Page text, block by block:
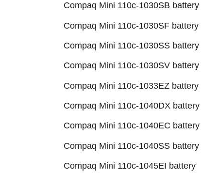
Compaq Mini 110c-1030SB battery
Compaq Mini 110c-1030SF battery
Compaq Mini 110c-1030SS battery
Compaq Mini 110c-1030SV battery
Compaq Mini 110c-1033EZ battery
Compaq Mini 110c-1040DX battery
Compaq Mini 110c-1040EC battery
Compaq Mini 110c-1040SS battery
Compaq Mini 110c-1045EI battery